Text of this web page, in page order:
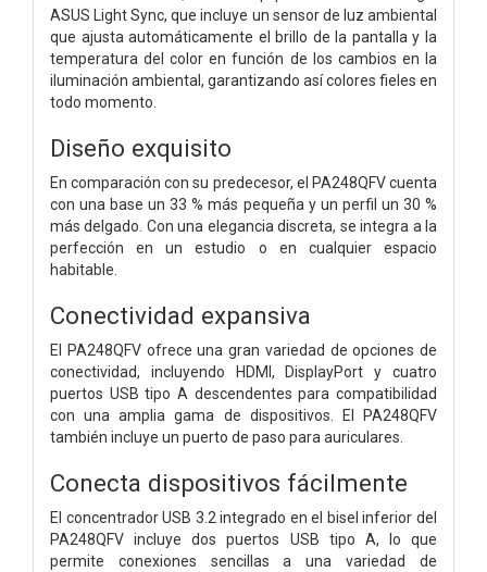
ASUS Light Sync, que incluye un sensor de luz ambiental
que ajusta automáticamente el brillo de la pantalla y la
temperatura del color en función de los cambios en la
iluminación ambiental, garantizando así colores fieles en
todo momento.
Diseño exquisito
En comparación con su predecesor, el PA248QFV cuenta
con una base un 33 % más pequeña y un perfil un 30 %
más delgado. Con una elegancia discreta, se integra a la
perfección en un estudio o en cualquier espacio
habitable.
Conectividad expansiva
El PA248QFV ofrece una gran variedad de opciones de
conectividad, incluyendo HDMI, DisplayPort y cuatro
puertos USB tipo A descendentes para compatibilidad
con una amplia gama de dispositivos. El PA248QFV
también incluye un puerto de paso para auriculares.
Conecta dispositivos fácilmente
El concentrador USB 3.2 integrado en el bisel inferior del
PA248QFV incluye dos puertos USB tipo A, lo que
permite conexiones sencillas a una variedad de